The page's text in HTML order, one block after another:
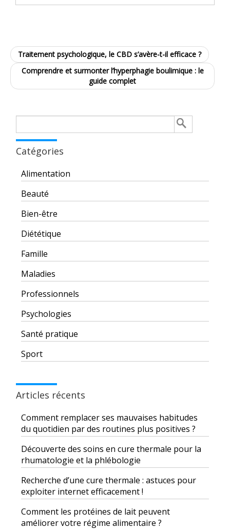
Traitement psychologique, le CBD s’avère-t-il efficace ?
Comprendre et surmonter l’hyperphagie boulimique : le
guide complet
Catégories
Alimentation
Beauté
Bien-être
Diététique
Famille
Maladies
Professionnels
Psychologies
Santé pratique
Sport
Articles récents
Comment remplacer ses mauvaises habitudes
du quotidien par des routines plus positives ?
Découverte des soins en cure thermale pour la
rhumatologie et la phlébologie
Recherche d’une cure thermale : astuces pour
exploiter internet efficacement !
Comment les protéines de lait peuvent
améliorer votre régime alimentaire ?